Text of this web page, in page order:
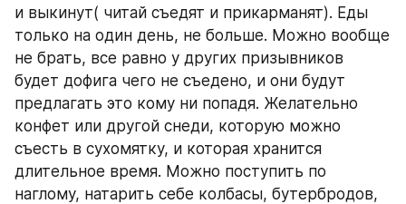
и выкинут( читай съедят и прикарманят). Еды
только на один день, не больше. Можно вообще
не брать, все равно у других призывников
будет дофига чего не съедено, и они будут
предлагать это кому ни попадя. Желательно
конфет или другой снеди, которую можно
съесть в сухомятку, и которая хранится
длительное время. Можно поступить по
наглому, натарить себе колбасы, бутербродов,